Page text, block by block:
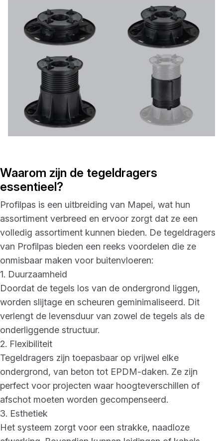
Waarom zijn de tegeldragers
essentieel?
Profilpas is een uitbreiding van Mapei, wat hun
assortiment verbreed en ervoor zorgt dat ze een
volledig assortiment kunnen bieden. De tegeldragers
van Profilpas bieden een reeks voordelen die ze
onmisbaar maken voor buitenvloeren:
1. Duurzaamheid
Doordat de tegels los van de ondergrond liggen,
worden slijtage en scheuren geminimaliseerd. Dit
verlengt de levensduur van zowel de tegels als de
onderliggende structuur.
2. Flexibiliteit
Tegeldragers zijn toepasbaar op vrijwel elke
ondergrond, van beton tot EPDM-daken. Ze zijn
perfect voor projecten waar hoogteverschillen of
afschot moeten worden gecompenseerd.
3. Esthetiek
Het systeem zorgt voor een strakke, naadloze